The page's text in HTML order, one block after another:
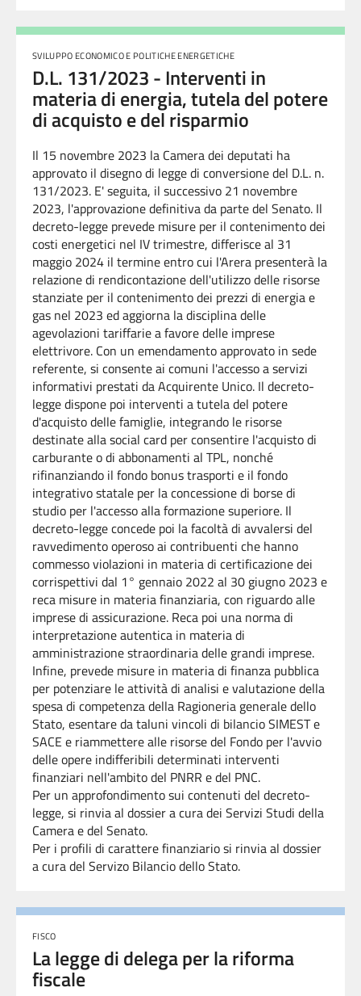
SVILUPPO ECONOMICO E POLITICHE ENERGETICHE
D.L. 131/2023 - Interventi in
materia di energia, tutela del potere
di acquisto e del risparmio
Il 15 novembre 2023 la Camera dei deputati ha
approvato il disegno di legge di conversione del D.L. n.
131/2023. E' seguita, il successivo 21 novembre
2023, l'approvazione definitiva da parte del Senato. Il
decreto-legge prevede misure per il contenimento dei
costi energetici nel IV trimestre, differisce al 31
maggio 2024 il termine entro cui l'Arera presenterà la
relazione di rendicontazione dell'utilizzo delle risorse
stanziate per il contenimento dei prezzi di energia e
gas nel 2023 ed aggiorna la disciplina delle
agevolazioni tariffarie a favore delle imprese
elettrivore. Con un emendamento approvato in sede
referente, si consente ai comuni l'accesso a servizi
informativi prestati da Acquirente Unico. Il decreto-
legge dispone poi interventi a tutela del potere
d'acquisto delle famiglie, integrando le risorse
destinate alla social card per consentire l'acquisto di
carburante o di abbonamenti al TPL, nonché
rifinanziando il fondo bonus trasporti e il fondo
integrativo statale per la concessione di borse di
studio per l'accesso alla formazione superiore. Il
decreto-legge concede poi la facoltà di avvalersi del
ravvedimento operoso ai contribuenti che hanno
commesso violazioni in materia di certificazione dei
corrispettivi dal 1° gennaio 2022 al 30 giugno 2023 e
reca misure in materia finanziaria, con riguardo alle
imprese di assicurazione. Reca poi una norma di
interpretazione autentica in materia di
amministrazione straordinaria delle grandi imprese.
Infine, prevede misure in materia di finanza pubblica
per potenziare le attività di analisi e valutazione della
spesa di competenza della Ragioneria generale dello
Stato, esentare da taluni vincoli di bilancio SIMEST e
SACE e riammettere alle risorse del Fondo per l'avvio
delle opere indifferibili determinati interventi
finanziari nell'ambito del PNRR e del PNC.
Per un approfondimento sui contenuti del decreto-
legge, si rinvia al dossier a cura dei Servizi Studi della
Camera e del Senato.
Per i profili di carattere finanziario si rinvia al dossier
a cura del Servizo Bilancio dello Stato.
FISCO
La legge di delega per la riforma
fiscale